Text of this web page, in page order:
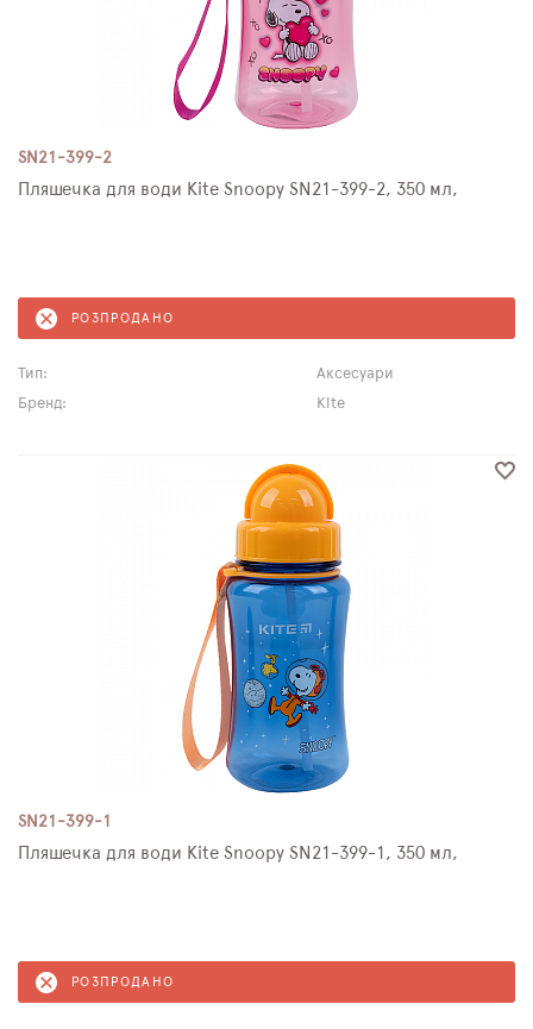
SN21-399-2
Пляшечка для води Kite Snoopy SN21-399-2, 350 мл,
РОЗПРОДАНО
Тип:
Аксесуари
Бренд:
Kite
SN21-399-1
Пляшечка для води Kite Snoopy SN21-399-1, 350 мл,
РОЗПРОДАНО